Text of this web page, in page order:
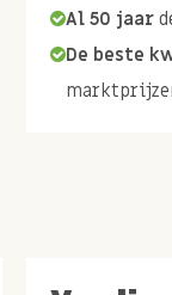
Al 50 jaar
De beste